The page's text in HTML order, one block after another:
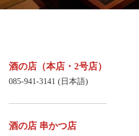
酒の店（本店・2号店）
085-941-3141 (日本語)
酒の店 串かつ店